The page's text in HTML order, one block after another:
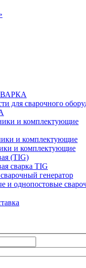
для сварочного
и комплектующие
и комплектующие
и комплектующие
(TIG)
сварка TIG
генератор
и однопостовые